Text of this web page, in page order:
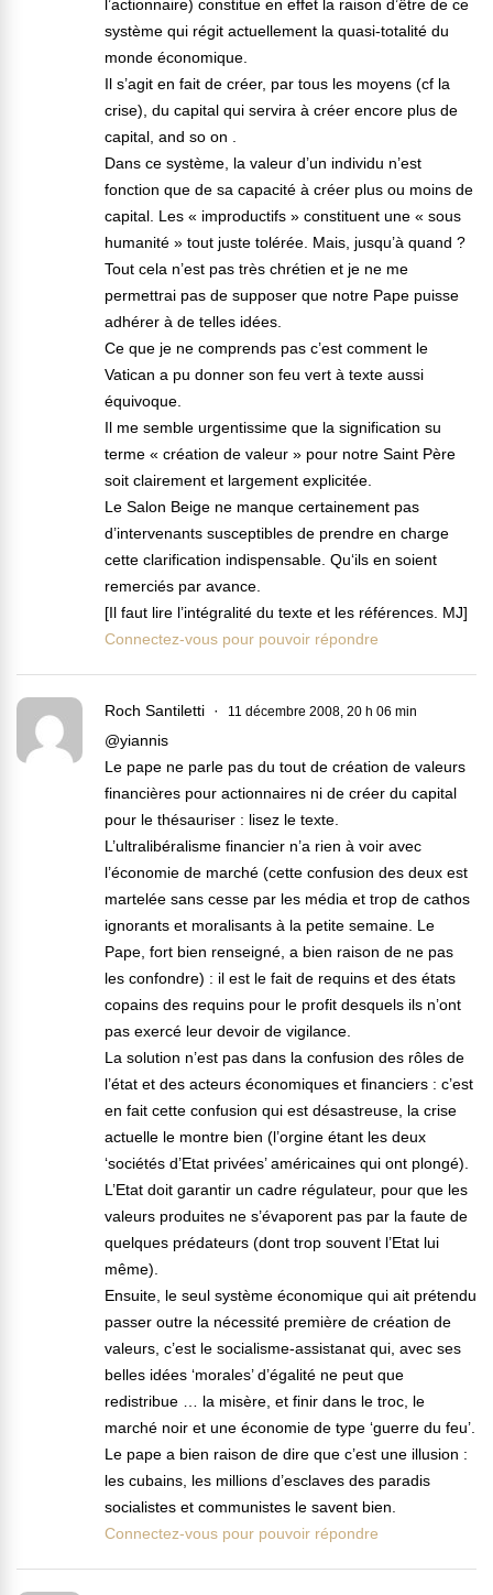
l’actionnaire) constitue en effet la raison d’être de ce
système qui régit actuellement la quasi-totalité du
monde économique.
Il s’agit en fait de créer, par tous les moyens (cf la
crise), du capital qui servira à créer encore plus de
capital, and so on .
Dans ce système, la valeur d’un individu n’est
fonction que de sa capacité à créer plus ou moins de
capital. Les « improductifs » constituent une « sous
humanité » tout juste tolérée. Mais, jusqu’à quand ?
Tout cela n’est pas très chrétien et je ne me
permettrai pas de supposer que notre Pape puisse
adhérer à de telles idées.
Ce que je ne comprends pas c’est comment le
Vatican a pu donner son feu vert à texte aussi
équivoque.
Il me semble urgentissime que la signification su
terme « création de valeur » pour notre Saint Père
soit clairement et largement explicitée.
Le Salon Beige ne manque certainement pas
d’intervenants susceptibles de prendre en charge
cette clarification indispensable. Qu‘ils en soient
remerciés par avance.
[Il faut lire l’intégralité du texte et les références. MJ]
Connectez-vous pour pouvoir répondre
Roch Santiletti 11 décembre 2008, 20 h 06 min
@yiannis
Le pape ne parle pas du tout de création de valeurs
financières pour actionnaires ni de créer du capital
pour le thésauriser : lisez le texte.
L’ultralibéralisme financier n’a rien à voir avec
l’économie de marché (cette confusion des deux est
martelée sans cesse par les média et trop de cathos
ignorants et moralisants à la petite semaine. Le
Pape, fort bien renseigné, a bien raison de ne pas
les confondre) : il est le fait de requins et des états
copains des requins pour le profit desquels ils n’ont
pas exercé leur devoir de vigilance.
La solution n’est pas dans la confusion des rôles de
l’état et des acteurs économiques et financiers : c’est
en fait cette confusion qui est désastreuse, la crise
actuelle le montre bien (l’orgine étant les deux
‘sociétés d’Etat privées’ américaines qui ont plongé).
L’Etat doit garantir un cadre régulateur, pour que les
valeurs produites ne s’évaporent pas par la faute de
quelques prédateurs (dont trop souvent l’Etat lui
même).
Ensuite, le seul système économique qui ait prétendu
passer outre la nécessité première de création de
valeurs, c’est le socialisme-assistanat qui, avec ses
belles idées ‘morales’ d’égalité ne peut que
redistribue … la misère, et finir dans le troc, le
marché noir et une économie de type ‘guerre du feu’.
Le pape a bien raison de dire que c’est une illusion :
les cubains, les millions d’esclaves des paradis
socialistes et communistes le savent bien.
Connectez-vous pour pouvoir répondre